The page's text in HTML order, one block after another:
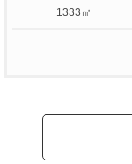
1333㎡